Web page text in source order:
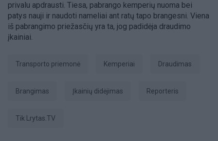
privalu apdrausti. Tiesa, pabrango kemperių nuoma bei
patys nauji ir naudoti nameliai ant ratų tapo brangesni. Viena
iš pabrangimo priežasčių yra ta, jog padidėja draudimo
įkainiai.
transporto priemonė kemperiai Draudimas
brangimas įkainių didėjimas Reporteris
tik Lrytas.TV